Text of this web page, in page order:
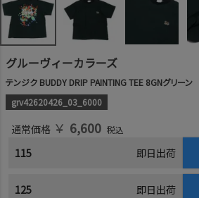
グルーヴィーカラーズ
テンジク BUDDY DRIP PAINTING TEE 8GNグリーン
grv42620426_03_6000
通常価格 ￥ 6,600 税込
115 即日出荷
125 即日出荷